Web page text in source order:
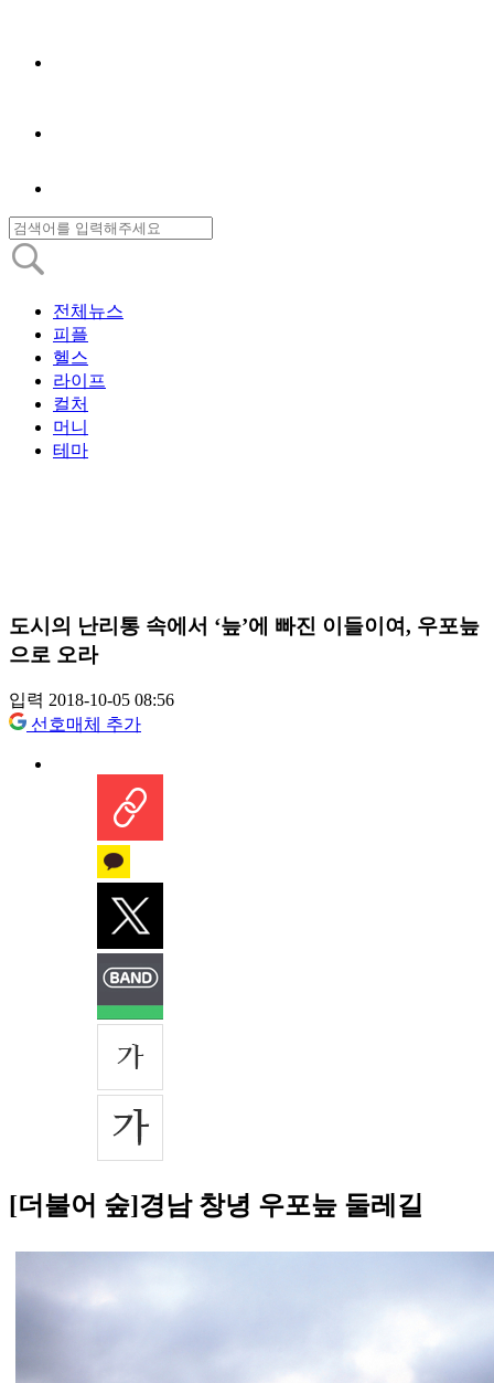
전체뉴스
피플
헬스
라이프
컬처
머니
테마
도시의 난리통 속에서 ‘늪’에 빠진 이들이여, 우포늪
으로 오라
입력 2018-10-05 08:56
선호매체 추가
[더불어 숲]경남 창녕 우포늪 둘레길